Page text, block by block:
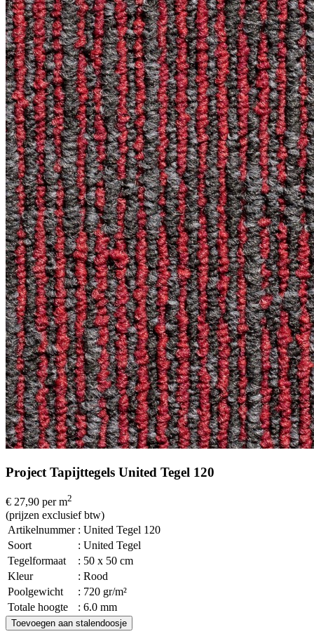
Project Tapijttegels United Tegel 120
€ 27,90 per m2
(prijzen exclusief btw)
Artikelnummer : United Tegel 120
Soort
: United Tegel
Tegelformaat
: 50 x 50 cm
Kleur
: Rood
Poolgewicht
: 720 gr/m²
Totale hoogte
: 6.0 mm
Toevoegen aan stalendoosje